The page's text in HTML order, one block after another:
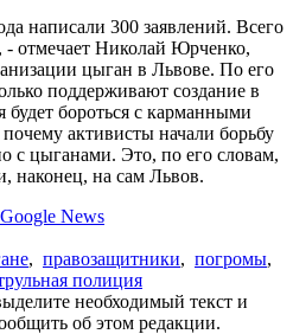
написали 300 заявлений. Всего
- отмечает Николай Юрченко,
цыган в Львове. По его
поддерживают создание в
будет бороться с карманными
активисты начали борьбу
с цыганами. Это, по его словам,
наконец, на сам Львов.
News
, правозащитники, погромы,
полиция
необходимый текст и
об этом редакции.